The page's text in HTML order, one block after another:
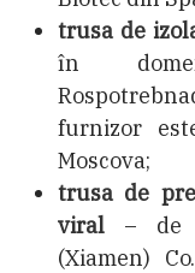
trusa de
în
furnizor
Moscova;
trusa de
viral – de
(Xiamen)